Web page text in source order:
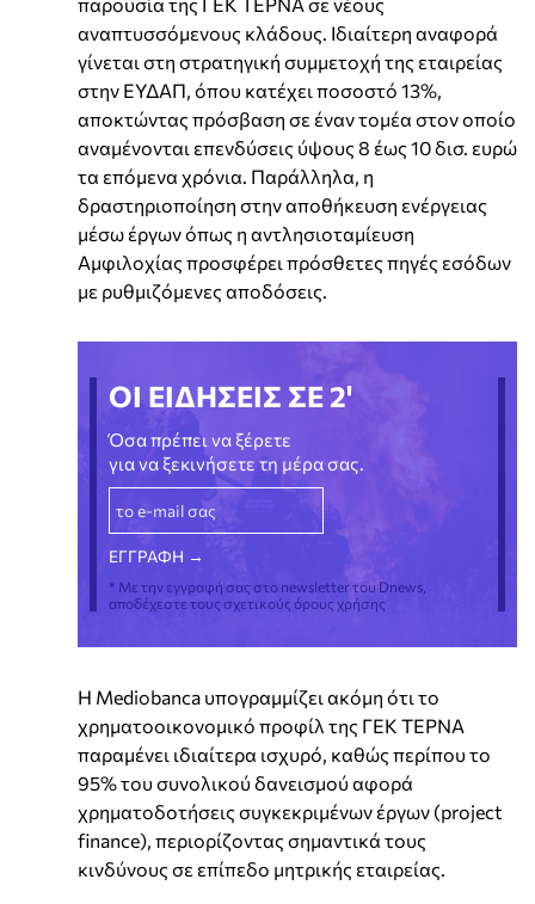
παρουσία της ΓΕΚ ΤΕΡΝΑ σε νέους
αναπτυσσόμενους κλάδους. Ιδιαίτερη αναφορά
γίνεται στη στρατηγική συμμετοχή της εταιρείας
στην ΕΥΔΑΠ, όπου κατέχει ποσοστό 13%,
αποκτώντας πρόσβαση σε έναν τομέα στον οποίο
αναμένονται επενδύσεις ύψους 8 έως 10 δισ. ευρώ
τα επόμενα χρόνια. Παράλληλα, η
δραστηριοποίηση στην αποθήκευση ενέργειας
μέσω έργων όπως η αντλησιοταμίευση
Αμφιλοχίας προσφέρει πρόσθετες πηγές εσόδων
με ρυθμιζόμενες αποδόσεις.
ΟΙ ΕΙΔΗΣΕΙΣ ΣΕ 2'
Όσα πρέπει να ξέρετε
για να ξεκινήσετε τη μέρα σας.
* Με την εγγραφή σας στο newsletter του Dnews,
αποδέχεστε τους σχετικούς όρους χρήσης
Η Mediobanca υπογραμμίζει ακόμη ότι το
χρηματοοικονομικό προφίλ της ΓΕΚ ΤΕΡΝΑ
παραμένει ιδιαίτερα ισχυρό, καθώς περίπου το
95% του συνολικού δανεισμού αφορά
χρηματοδοτήσεις συγκεκριμένων έργων (project
finance), περιορίζοντας σημαντικά τους
κινδύνους σε επίπεδο μητρικής εταιρείας.